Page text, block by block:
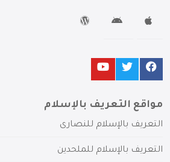
مواقع التعريف بالإسلام
التعريف بالإسلام للنصارى
التعريف بالإسلام للملحدين